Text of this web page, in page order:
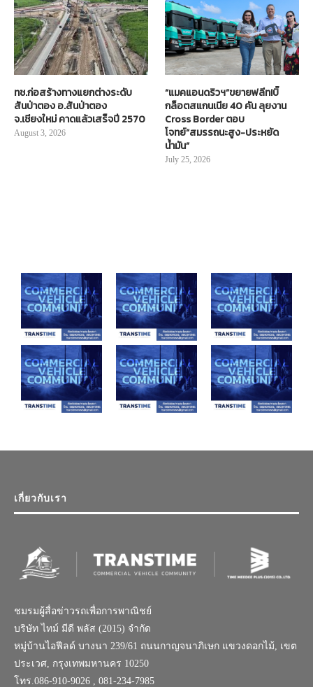
ทช.ก่อสร้างทางแยกต่างระดับ
สันป่าตอง อ.สันป่าตอง
จ.เชียงใหม่ คาดแล้วเสร็จปี 2570
August 3, 2026
“แมคแอนดริวฯ”ขยายฟลีท!บิ๊
กล็อตสแกนเนีย 40 คัน ลุยงาน
Cross Border ตอบ
โจทย์“สมรรถนะสูง-ประหยัด
น้ำมัน”
July 25, 2026
เกี่ยวกับเรา
ชมรมผู้สื่อข่าวรถเพื่อการพาณิชย์
บริษัท ไทม์ มีดี พลัส (2015) จำกัด
หมู่บ้านไอฟีลด์ บางนา 239/61 ถนนกาญจนาภิเษก แขวงดอกไม้, เขต
ประเวศ, กรุงเทพมหานคร 10250
โทร.086-910-9026 , 081-234-7985